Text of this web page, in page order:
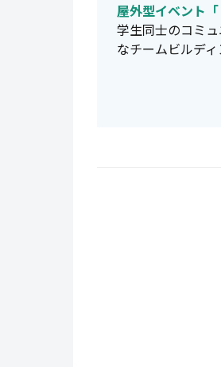
屋外型イベント「
学生同士のコミ
なチームビルディ